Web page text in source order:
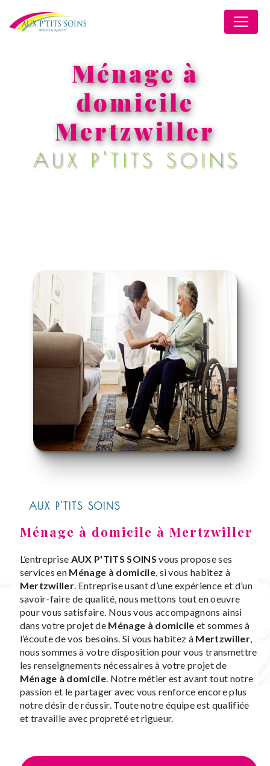
Ménage à
domicile
Mertzwiller
AUX P'TITS SOINS
AUX P'TITS SOINS
Ménage à domicile à Mertzwiller
L’entreprise AUX P'TITS SOINS vous propose ses
services en Ménage à domicile, si vous habitez à
Mertzwiller. Entreprise usant d’une expérience et d’un
savoir-faire de qualité, nous mettons tout en oeuvre
pour vous satisfaire. Nous vous accompagnons ainsi
dans votre projet de Ménage à domicile et sommes à
l’écoute de vos besoins. Si vous habitez à Mertzwiller,
nous sommes à votre disposition pour vous transmettre
les renseignements nécessaires à votre projet de
Ménage à domicile. Notre métier est avant tout notre
passion et le partager avec vous renforce encore plus
notre désir de réussir. Toute notre équipe est qualifiée
et travaille avec propreté et rigueur.